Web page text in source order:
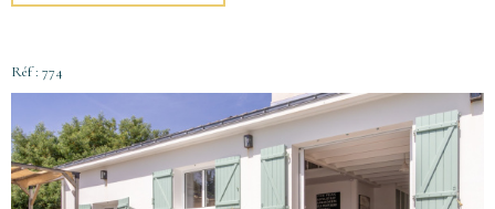
Réf : 774